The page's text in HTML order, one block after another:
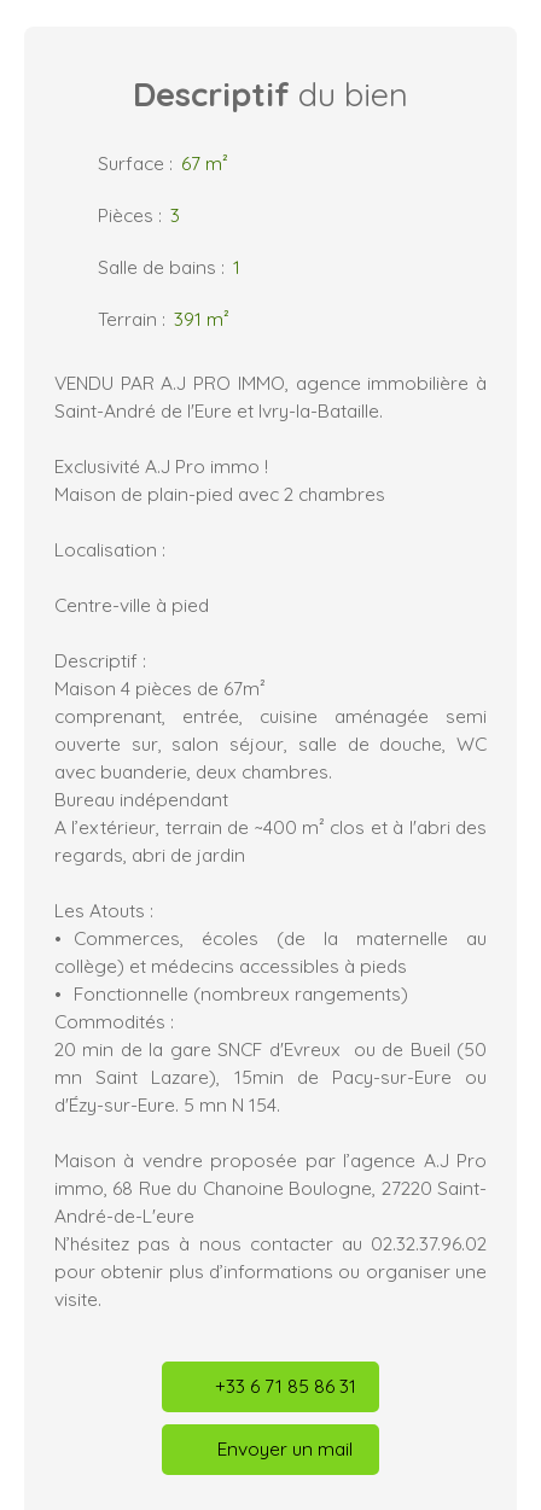
Descriptif du bien
Surface : 67 m²
Pièces : 3
Salle de bains : 1
Terrain : 391 m²
VENDU PAR A.J PRO IMMO, agence immobilière à
Saint-André de l'Eure et Ivry-la-Bataille.
Exclusivité A.J Pro immo !
Maison de plain-pied avec 2 chambres
Localisation :
Centre-ville à pied
Descriptif :
Maison 4 pièces de 67m²
comprenant, entrée, cuisine aménagée semi
ouverte sur, salon séjour, salle de douche, WC
avec buanderie, deux chambres.
Bureau indépendant
A l’extérieur, terrain de ~400 m² clos et à l'abri des
regards, abri de jardin
Les Atouts :
Commerces, écoles (de la maternelle au
collège) et médecins accessibles à pieds
Fonctionnelle (nombreux rangements)
Commodités :
20 min de la gare SNCF d'Evreux ou de Bueil (50
mn Saint Lazare), 15min de Pacy-sur-Eure ou
d'Ézy-sur-Eure. 5 mn N 154.
Maison à vendre proposée par l’agence A.J Pro
immo, 68 Rue du Chanoine Boulogne, 27220 Saint-
André-de-L'eure
N’hésitez pas à nous contacter au 02.32.37.96.02
pour obtenir plus d’informations ou organiser une
visite.
+33 6 71 85 86 31
Envoyer un mail